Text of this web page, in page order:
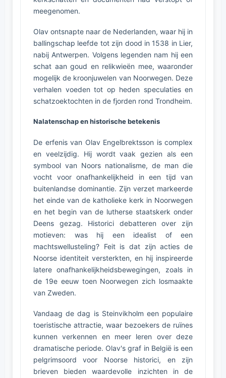
meegenomen.
Olav ontsnapte naar de Nederlanden, waar hij in
ballingschap leefde tot zijn dood in 1538 in Lier,
nabij Antwerpen. Volgens legenden nam hij een
schat aan goud en relikwieën mee, waaronder
mogelijk de kroonjuwelen van Noorwegen. Deze
verhalen voeden tot op heden speculaties en
schatzoektochten in de fjorden rond Trondheim.
Nalatenschap en historische betekenis
De erfenis van Olav Engelbrektsson is complex
en veelzijdig. Hij wordt vaak gezien als een
symbool van Noors nationalisme, de man die
vocht voor onafhankelijkheid in een tijd van
buitenlandse dominantie. Zijn verzet markeerde
het einde van de katholieke kerk in Noorwegen
en het begin van de lutherse staatskerk onder
Deens gezag. Historici debatteren over zijn
motieven: was hij een idealist of een
machtswellusteling? Feit is dat zijn acties de
Noorse identiteit versterkten, en hij inspireerde
latere onafhankelijkheidsbewegingen, zoals in
de 19e eeuw toen Noorwegen zich losmaakte
van Zweden.
Vandaag de dag is Steinvikholm een populaire
toeristische attractie, waar bezoekers de ruïnes
kunnen verkennen en meer leren over deze
dramatische periode. Olav's graf in België is een
pelgrimsoord voor Noorse historici, en zijn
brieven bieden waardevolle inzichten in de